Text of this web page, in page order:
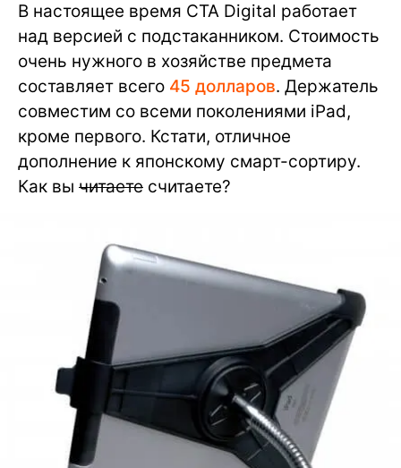
В настоящее время CTA Digital работает
над версией с подстаканником. Стоимость
очень нужного в хозяйстве предмета
составляет всего 45 долларов. Держатель
совместим со всеми поколениями iPad,
кроме первого. Кстати, отличное
дополнение к японскому смарт-сортиру.
Как вы читаете считаете?